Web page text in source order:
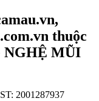
thuộc
NGHỆ MŨI
2001287937